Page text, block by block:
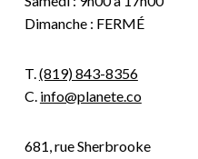
Dimanche : FERMÉ
T.(819) 843-8356
C. info@planete.co
681, rue Sherbrooke